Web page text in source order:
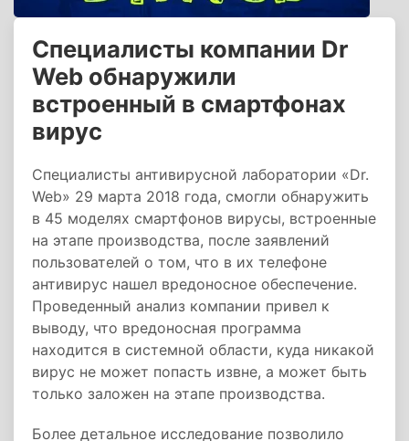
Специалисты компании Dr
Web обнаружили
встроенный в смартфонах
вирус
Специалисты антивирусной лаборатории «Dr.
Web» 29 марта 2018 года, смогли обнаружить
в 45 моделях смартфонов вирусы, встроенные
на этапе производства, после заявлений
пользователей о том, что в их телефоне
антивирус нашел вредоносное обеспечение.
Проведенный анализ компании привел к
выводу, что вредоносная программа
находится в системной области, куда никакой
вирус не может попасть извне, а может быть
только заложен на этапе производства.
Более детальное исследование позволило